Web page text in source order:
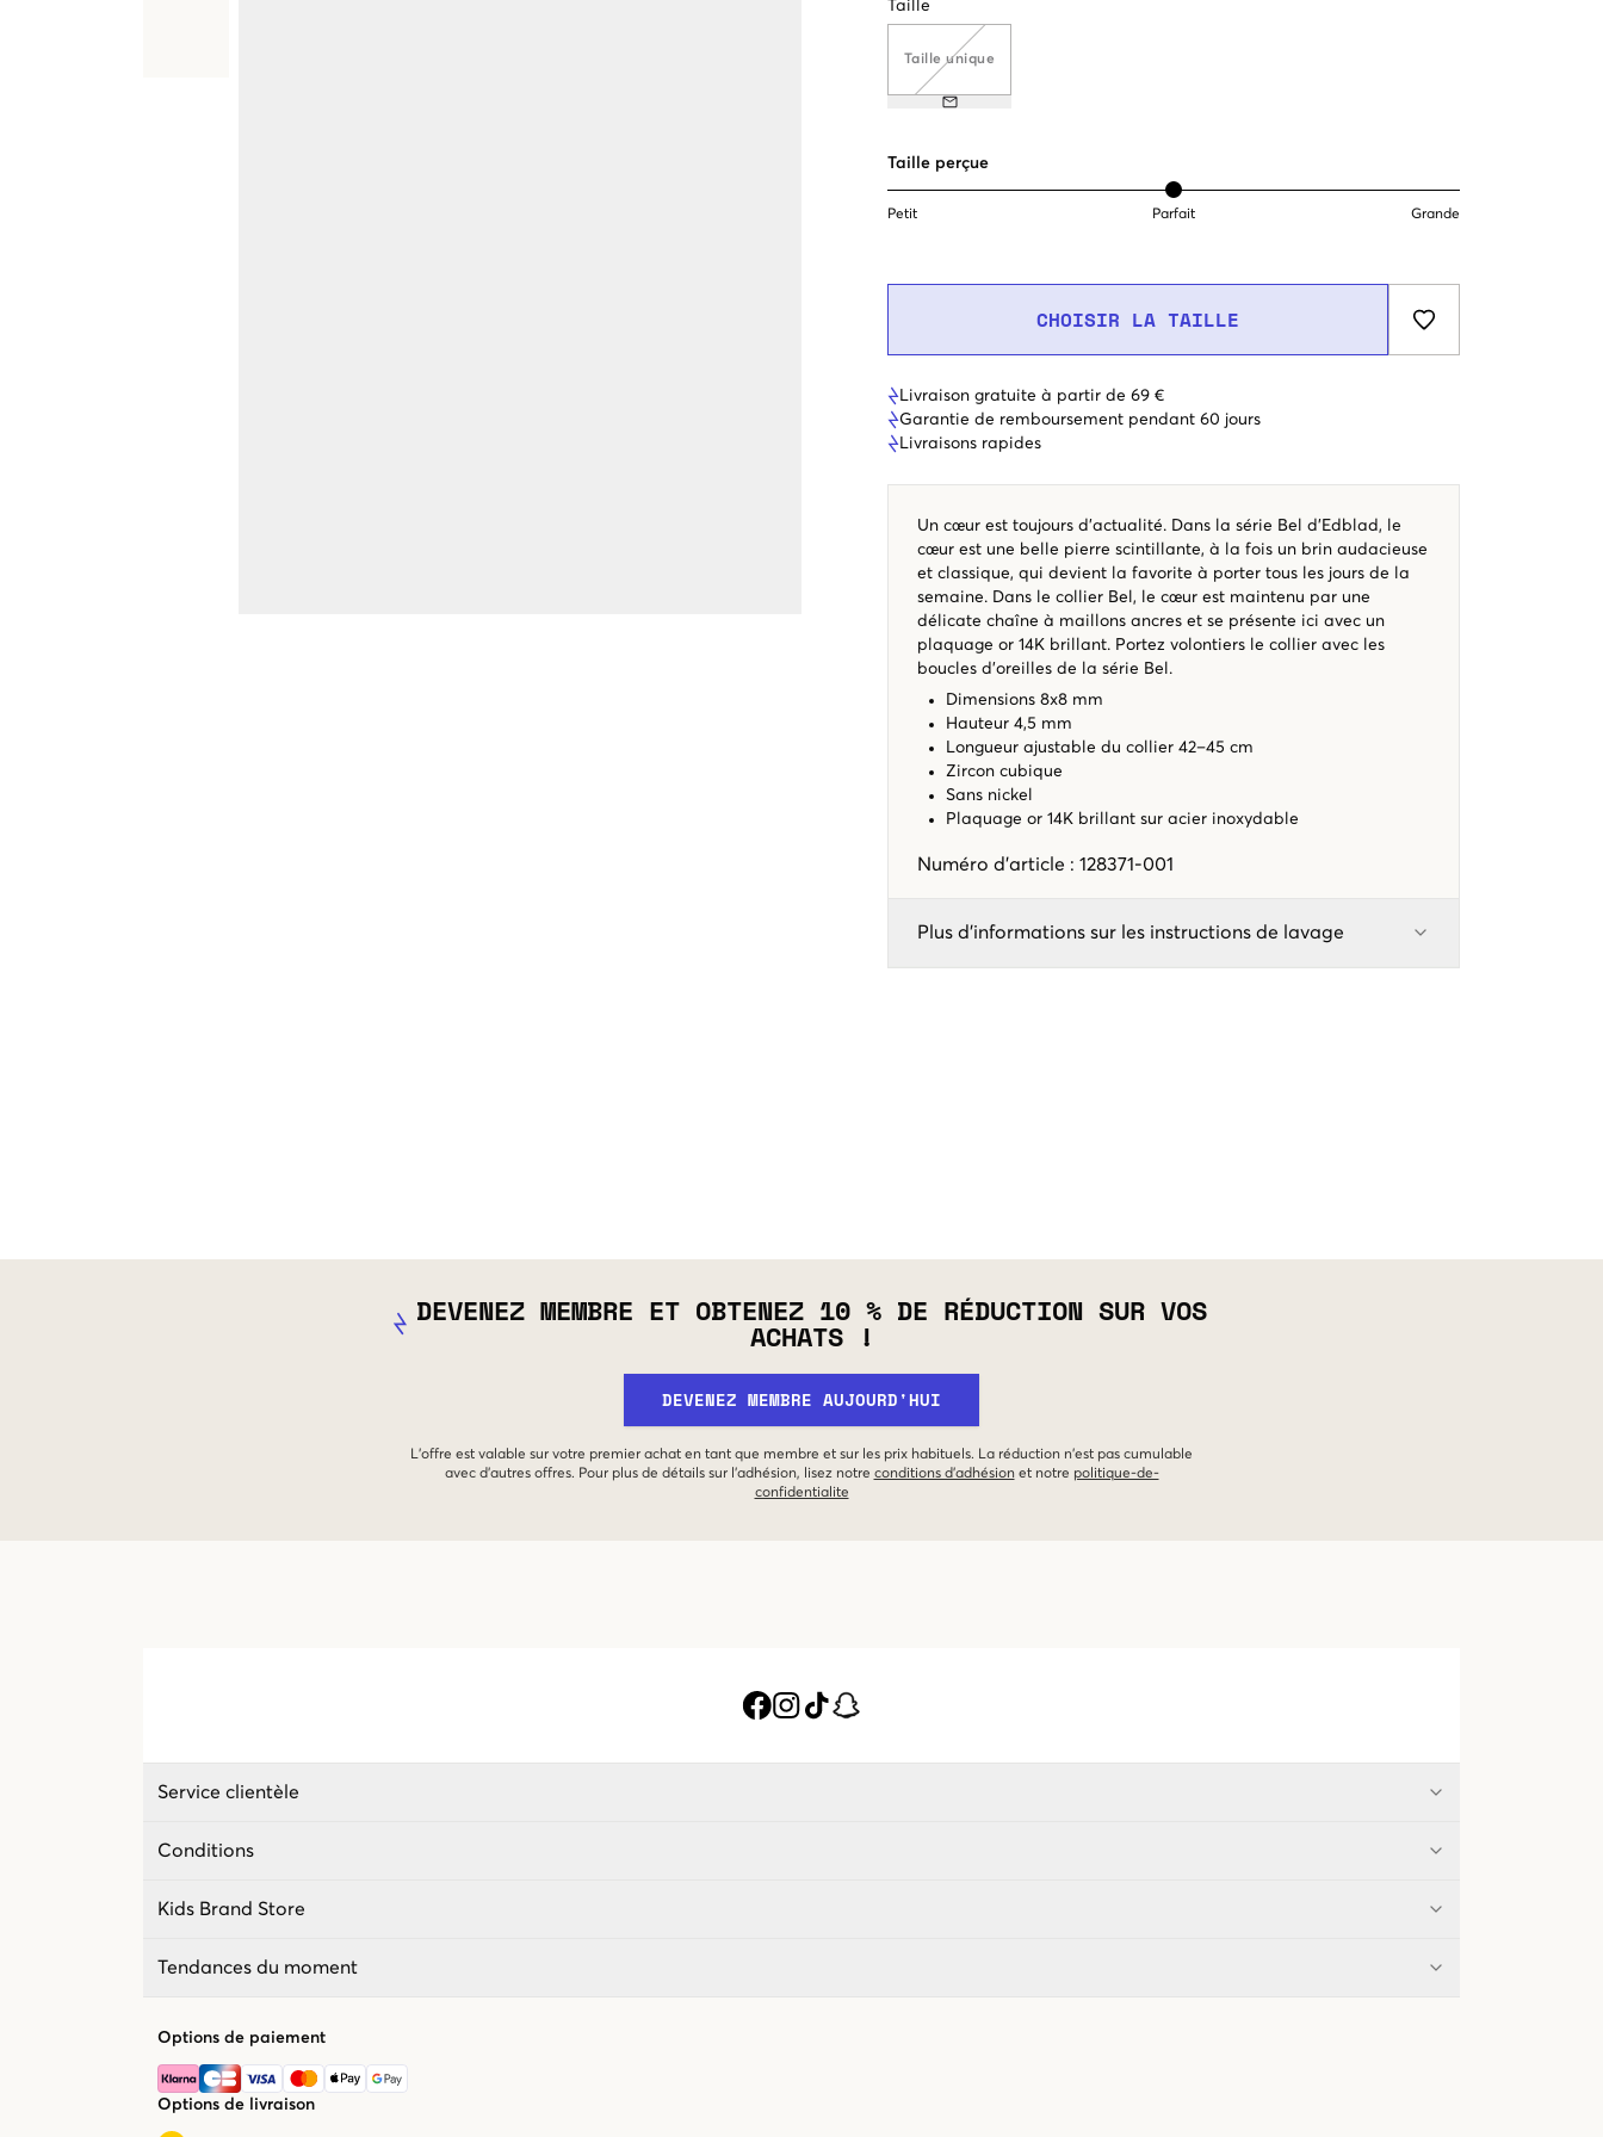
Taille
Taille unique
Taille perçue
Petit Parfait Grande
CHOISIR LA TAILLE
Livraison gratuite à partir de 69 €
Garantie de remboursement pendant 60 jours
Livraisons rapides
Un cœur est toujours d’actualité. Dans la série Bel d’Edblad, le
cœur est une belle pierre scintillante, à la fois un brin audacieuse
et classique, qui devient la favorite à porter tous les jours de la
semaine. Dans le collier Bel, le cœur est maintenu par une
délicate chaîne à maillons ancres et se présente ici avec un
plaquage or 14K brillant. Portez volontiers le collier avec les
boucles d’oreilles de la série Bel.
Dimensions 8x8 mm
Hauteur 4,5 mm
Longueur ajustable du collier 42–45 cm
Zircon cubique
Sans nickel
Plaquage or 14K brillant sur acier inoxydable
Numéro d'article : 128371-001
Plus d'informations sur les instructions de lavage
DEVENEZ MEMBRE ET OBTENEZ 10 % DE RÉDUCTION SUR VOS
ACHATS !
DEVENEZ MEMBRE AUJOURD'HUI
L'offre est valable sur votre premier achat en tant que membre et sur les prix habituels. La réduction n'est pas cumulable
avec d'autres offres. Pour plus de détails sur l'adhésion, lisez notre conditions d'adhésion et notre politique-de-
confidentialite
Service clientèle
Conditions
Kids Brand Store
Tendances du moment
Options de paiement
Options de livraison